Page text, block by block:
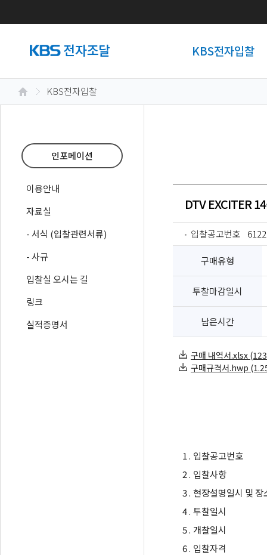
KBS전자입찰
KBS전자입찰
인포메이션
이용안내
자료실
- 서식 (입찰관련서류)
- 사규
입찰실 오시는 길
링크
실적증명서
DTV EXCITER
입찰공고번호
구매유형
투찰마감일시
남은시간
구매 내역서.xlsx
구매규격서.hwp
1 . 입찰공고번호
2 . 입찰사항
3 . 현장설명일시 및 장
4 . 투찰일시
5 . 개찰일시
6 . 입찰자격